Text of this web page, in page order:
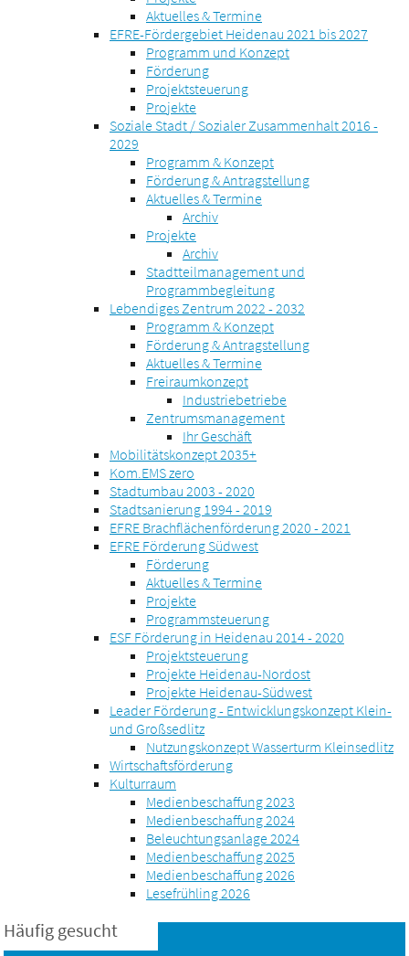
Aktuelles & Termine
EFRE-Fördergebiet Heidenau 2021 bis 2027
Programm und Konzept
Förderung
Projektsteuerung
Projekte
Soziale Stadt / Sozialer Zusammenhalt 2016 -
2029
Programm & Konzept
Förderung & Antragstellung
Aktuelles & Termine
Archiv
Projekte
Archiv
Stadtteilmanagement und
Programmbegleitung
Lebendiges Zentrum 2022 - 2032
Programm & Konzept
Förderung & Antragstellung
Aktuelles & Termine
Freiraumkonzept
Industriebetriebe
Zentrumsmanagement
Ihr Geschäft
Mobilitätskonzept 2035+
Kom.EMS zero
Stadtumbau 2003 - 2020
Stadtsanierung 1994 - 2019
EFRE Brachflächenförderung 2020 - 2021
EFRE Förderung Südwest
Förderung
Aktuelles & Termine
Projekte
Programmsteuerung
ESF Förderung in Heidenau 2014 - 2020
Projektsteuerung
Projekte Heidenau-Nordost
Projekte Heidenau-Südwest
Leader Förderung - Entwicklungskonzept Klein-
und Großsedlitz
Nutzungskonzept Wasserturm Kleinsedlitz
Wirtschaftsförderung
Kulturraum
Medienbeschaffung 2023
Medienbeschaffung 2024
Beleuchtungsanlage 2024
Medienbeschaffung 2025
Medienbeschaffung 2026
Lesefrühling 2026
Häufig gesucht